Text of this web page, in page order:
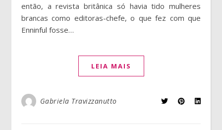
então, a revista britânica só havia tido mulheres
brancas como editoras-chefe, o que fez com que
Enninful fosse…
LEIA MAIS
Gabriela Travizzanutto